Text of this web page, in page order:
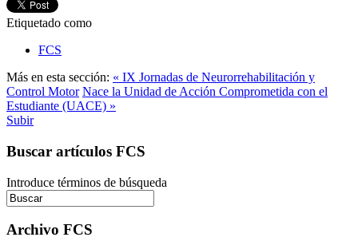
Etiquetado como
FCS
Más en esta sección: « IX Jornadas de Neurorrehabilitación y
Control Motor Nace la Unidad de Acción Comprometida con el
Estudiante (UACE) »
Subir
Buscar artículos FCS
Introduce términos de búsqueda
Archivo FCS